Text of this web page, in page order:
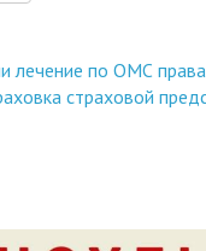
лечение по ОМС
страховой